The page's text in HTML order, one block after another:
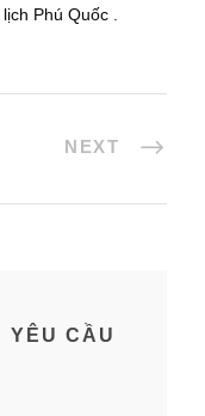
Phú Quốc .
NEXT
YÊU CẦU